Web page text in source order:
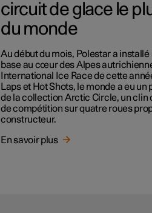
circuit de glace le
du monde
Au début du mois, Polestar a installé
base au cœur des Alpes
International Ice Race de cette
Laps et Hot Shots, le monde a eu
de la collection Arctic Circle, un clin
de compétition sur quatre roues
constructeur.
En savoir plus